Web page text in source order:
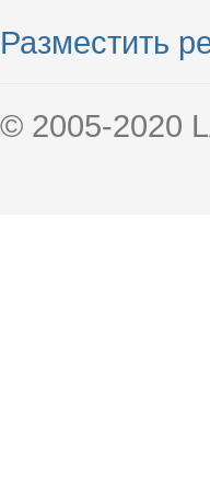
Разместить
© 2005-2020